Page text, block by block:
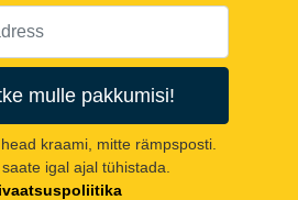
mulle pakkumisi!
kraami, mitte rämpsposti.
igal ajal tühistada.